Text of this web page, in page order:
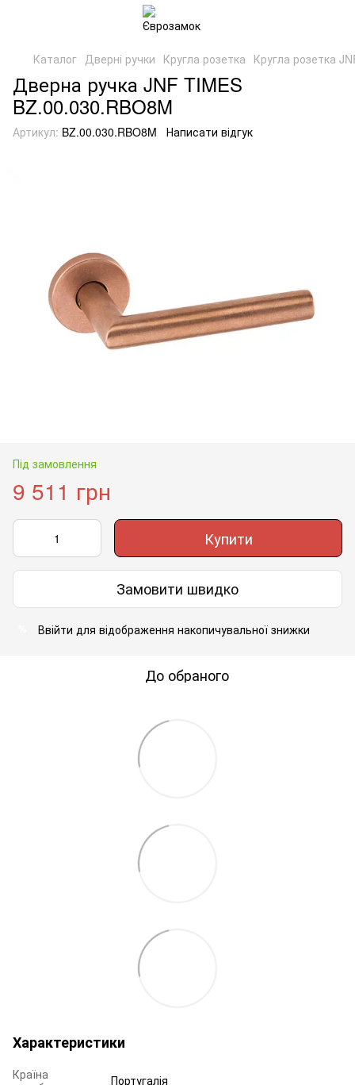
Каталог Дверні ручки Кругла розетка Кругла розетка
Дверна ручка JNF TIMES
BZ.00.030.RBO8M
Артикул: BZ.00.030.RBO8M Написати відгук
Під замовлення
9 511 грн
Купити
Замовити швидко
Ввійти для відображення накопичувальної знижки
До обраного
Характеристики
Країна
Португалія